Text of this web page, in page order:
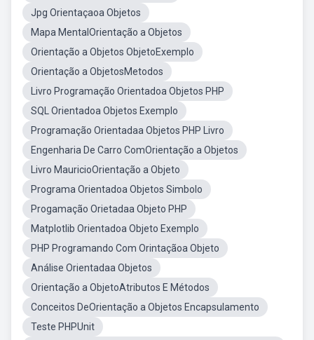
Jpg Orientaçaoa Objetos
Mapa MentalOrientação a Objetos
Orientação a Objetos ObjetoExemplo
Orientação a ObjetosMetodos
Livro Programação Orientadoa Objetos PHP
SQL Orientadoa Objetos Exemplo
Programação Orientadaa Objetos PHP Livro
Engenharia De Carro ComOrientação a Objetos
Livro MauricioOrientação a Objeto
Programa Orientadoa Objetos Simbolo
Progamação Orietadaa Objeto PHP
Matplotlib Orientadoa Objeto Exemplo
PHP Programando Com Orintaçãoa Objeto
Análise Orientadaa Objetos
Orientação a ObjetoAtributos E Métodos
Conceitos DeOrientação a Objetos Encapsulamento
Teste PHPUnit